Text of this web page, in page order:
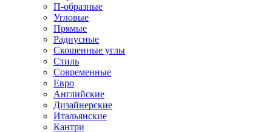
П-образные
Угловые
Прямые
Радиусные
Скошенные углы
Стиль
Современные
Евро
Английские
Дизайнерские
Итальянские
Кантри